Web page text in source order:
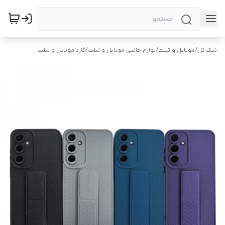
نیک تل/موبایل و تبلت/لوازم جانبی موبایل و تبلت/گارد موبایل و تبلت